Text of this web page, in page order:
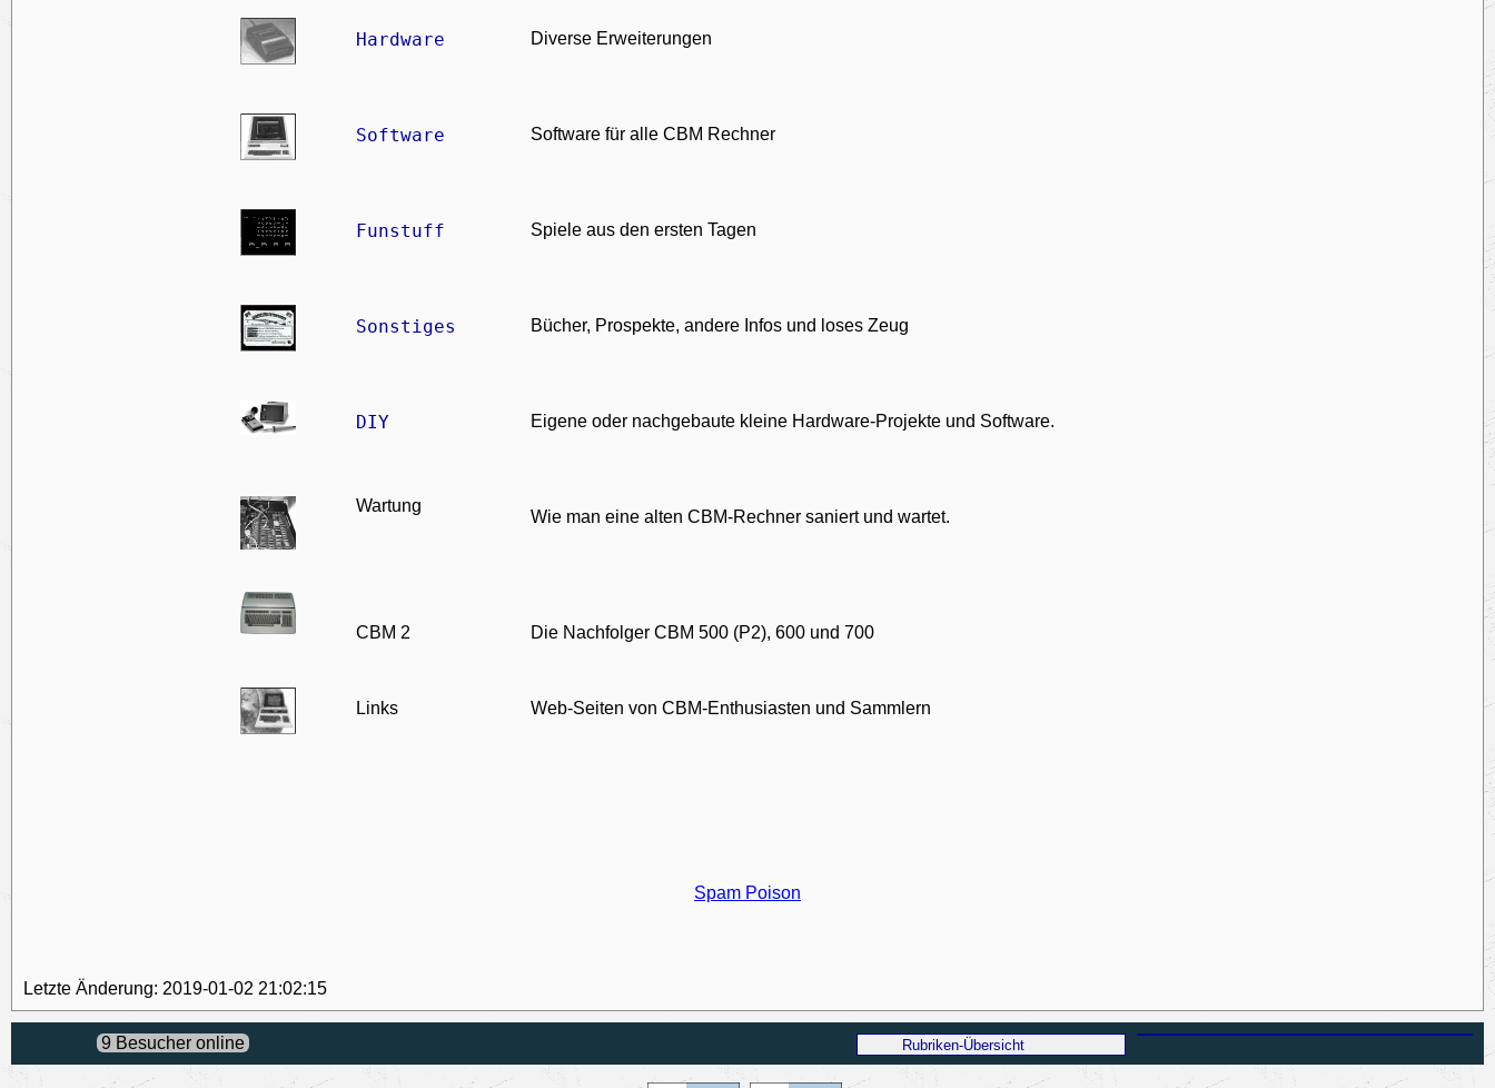
Hardware Diverse Erweiterungen
Software Software für alle CBM Rechner
Funstuff Spiele aus den ersten Tagen
Sonstiges Bücher, Prospekte, andere Infos und loses Zeug
DIY Eigene oder nachgebaute kleine Hardware-Projekte und Software.
Wartung
Wie man eine alten CBM-Rechner saniert und wartet.
CBM 2 Die Nachfolger CBM 500 (P2), 600 und 700
Links Web-Seiten von CBM-Enthusiasten und Sammlern
Spam Poison
Letzte Änderung: 2019-01-02 21:02:15
Rubriken-Übersicht
9 Besucher online